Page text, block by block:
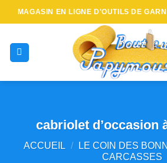
Passer
au
MAGASIN EN LIGNE D'OUTILS DE
cabriolet d’occasion
ACCUEIL / LE COIN DES
CARCASSES